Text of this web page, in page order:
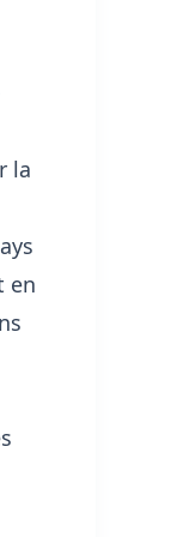
la
en